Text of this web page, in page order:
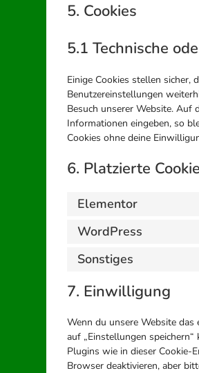
5. Cookies
5.1 Technische
Einige Cookies stellen sicher,
Benutzereinstellungen
Besuch unserer Website. Auf
Informationen eingeben, so
Cookies ohne deine
6. Platzierte
Elementor
WordPress
Sonstiges
7. Einwilligung
Wenn du unsere Website
auf „Einstellungen
Plugins wie in dieser Cookie-
Browser deaktivieren, aber